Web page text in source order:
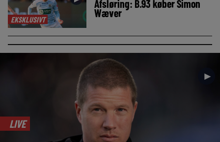
EKSKLUSIVT
Afsløring: B.93 køber Simon
Wæver
►
LIVE